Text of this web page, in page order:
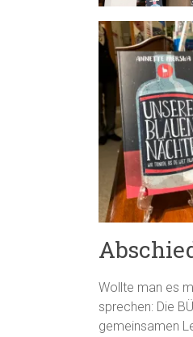
Wollte man es
sprechen: Die
gemeinsamen